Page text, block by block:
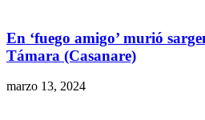
En ‘fuego amigo’ murió
Támara (Casanare)
marzo 13, 2024